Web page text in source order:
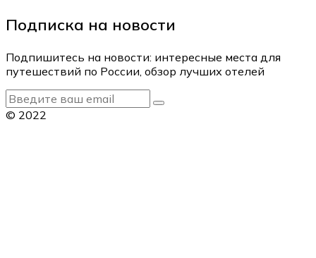
Подписка на новости
Подпишитесь на новости: интересные места для
путешествий по России, обзор лучших отелей
© 2022